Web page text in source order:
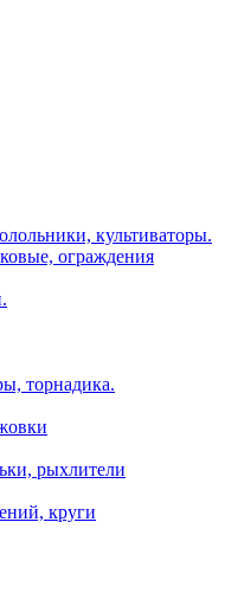
культиваторы.
ограждения
торнадика.
рыхлители
круги